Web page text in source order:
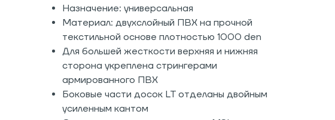
Назначение: универсальная
Материал: двухслойный ПВХ на прочной
текстильной основе плотностью 1000 den
Для большей жесткости верхняя и нижняя
сторона укреплена стрингерами
армированного ПВХ
Боковые части досок LT отделаны двойным
усиленным кантом